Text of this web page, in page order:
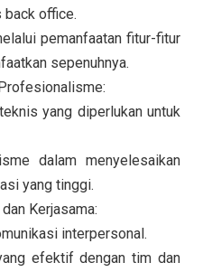
back office.
pemanfaatan fitur-fitur
sepenuhnya.
yang diperlukan untuk
dalam menyelesaikan
yang tinggi.
Kerjasama:
interpersonal.
efektif dengan tim dan